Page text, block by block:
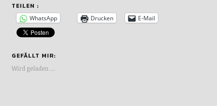
WhatsApp
Wird geladen …